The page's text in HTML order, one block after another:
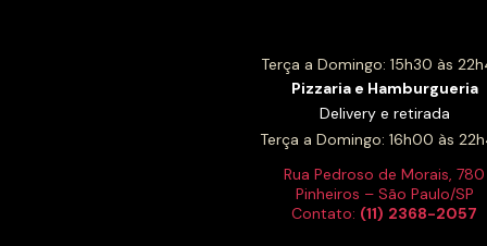
Terça a Domingo: 15h30 às
Pizzaria e Hamburgueria
Delivery e retirada
Terça a Domingo: 16h00 às
Rua Pedroso de Morais, 780
Pinheiros – São Paulo/SP
Contato: (11) 2368-2057